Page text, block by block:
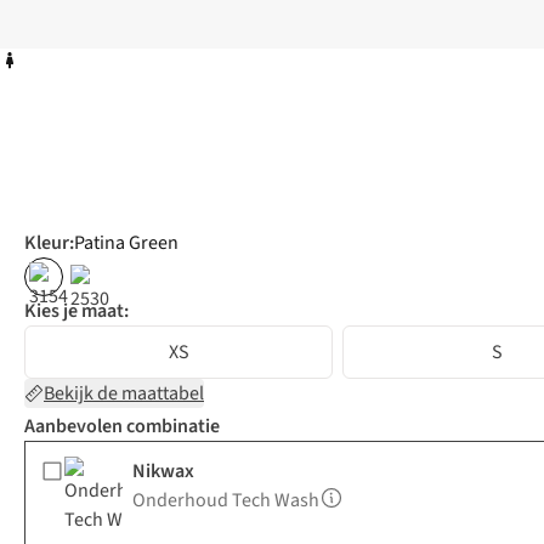
Kleur:Patina Green
Kies je maat:
XS
S
Bekijk de maattabel
Aanbevolen combinatie
Nikwax
Onderhoud Tech Wash